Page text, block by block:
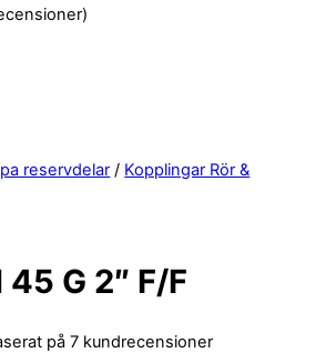
reservdelar / Kopplingar Rör &
G 2″ F/F
på 7 kundrecensioner